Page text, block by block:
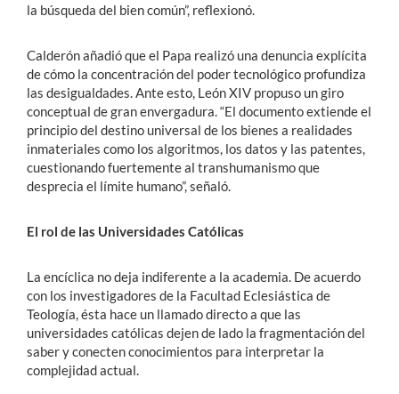
la búsqueda del bien común”, reflexionó.
Calderón añadió que el Papa realizó una denuncia explícita
de cómo la concentración del poder tecnológico profundiza
las desigualdades. Ante esto, León XIV propuso un giro
conceptual de gran envergadura. “El documento extiende el
principio del destino universal de los bienes a realidades
inmateriales como los algoritmos, los datos y las patentes,
cuestionando fuertemente al transhumanismo que
desprecia el límite humano”, señaló.
El rol de las Universidades Católicas
La encíclica no deja indiferente a la academia. De acuerdo
con los investigadores de la Facultad Eclesiástica de
Teología, ésta hace un llamado directo a que las
universidades católicas dejen de lado la fragmentación del
saber y conecten conocimientos para interpretar la
complejidad actual.